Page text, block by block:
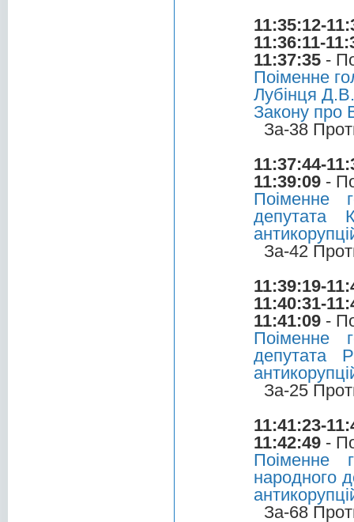
11:35:12-
11:36:11-
11:37:35 -
Поіменне
Лубінця
Закону про
За-38
11:37:44-
11:39:09 -
Поіменне
депутата
За-42
11:39:19-
11:40:31-
11:41:09 -
Поіменне
депутата
За-25
11:41:23-
11:42:49 -
Поіменне
народного
За-68